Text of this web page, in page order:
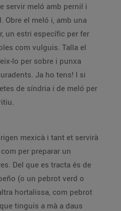
servir meló amb pernil i
Obre el meló i, amb una
un estri específic per fer
com vulguis. Talla el
lo per sobre i punxa
Ja ho tens! I si
de síndria i de meló per
mexicà i tant et servirà
per preparar un
Del que es tracta és de
(o un pebrot verd o
hortalissa, com pebrot
tinguis a mà a daus